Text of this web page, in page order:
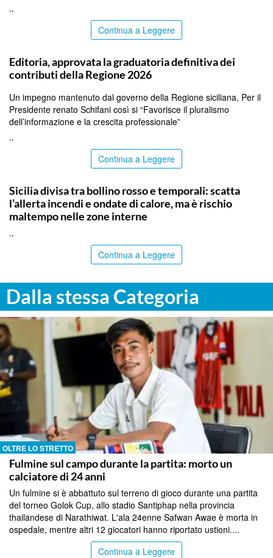
..
Continua a Leggere
Editoria, approvata la graduatoria definitiva dei
contributi della Regione 2026
Un impegno mantenuto dal governo della Regione siciliana. Per il
Presidente renato Schifani così si “Favorisce il pluralismo
dell’informazione e la crescita professionale”
..
Continua a Leggere
Sicilia divisa tra bollino rosso e temporali: scatta
l’allerta incendi e ondate di calore, ma è rischio
maltempo nelle zone interne
..
Continua a Leggere
Dalla stessa Categoria
OLTRE LO STRETTO
Fulmine sul campo durante la partita: morto un
calciatore di 24 anni
Un fulmine si è abbattuto sul terreno di gioco durante una partita
del torneo Golok Cup, allo stadio Santiphap nella provincia
thailandese di Narathiwat. L'ala 24enne Safwan Awae è morta in
ospedale, mentre altri 12 giocatori hanno riportato ustioni....
Continua a Leggere